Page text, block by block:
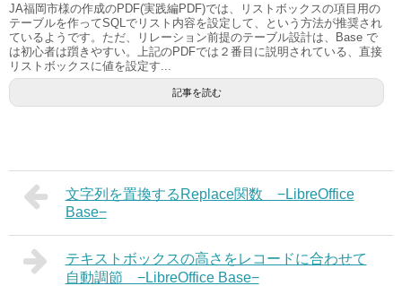
JA福岡市様の作成のPDF(実践編PDF)では、リストボックスの項目用の
テーブルを作ってSQLでリスト内容を設定して、という方法が推奨され
ているようです。ただ、リレーション前提のテーブル設計は、Base で
は初心者は躓きやすい。上記のPDFでは２番目に説明されている、直接
リストボックスに値を設定す...
記事を読む
文字列を置換するReplace関数 −LibreOffice
Base−
テキストボックスの高さをレコードに合わせて
自動調節 −LibreOffice Base−